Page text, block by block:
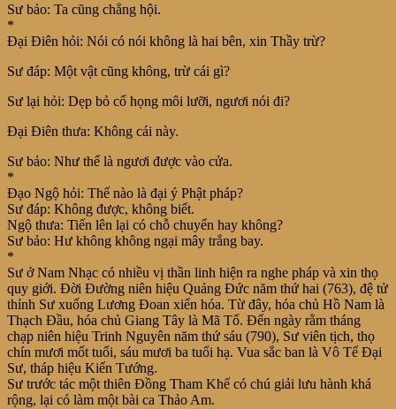
Sư bảo: Ta cũng chẳng hội.
*
Đại Điên hỏi: Nói có nói không là hai bên, xin Thầy trừ?
Sư đáp: Một vật cũng không, trừ cái gì?
Sư lại hỏi: Dẹp bỏ cổ họng môi lưỡi, ngươi nói đi?
Đại Điên thưa: Không cái này.
Sư bảo: Như thế là ngươi được vào cửa.
*
Đạo Ngộ hỏi: Thế nào là đại ý Phật pháp?
Sư đáp: Không được, không biết.
Ngộ thưa: Tiến lên lại có chỗ chuyển hay không?
Sư bảo: Hư không không ngại mây trắng bay.
*
Sư ở Nam Nhạc có nhiều vị thần linh hiện ra nghe pháp và xin thọ
quy giới. Đời Đường niên hiệu Quảng Đức năm thứ hai (763), đệ tử
thỉnh Sư xuống Lương Đoan xiển hóa. Từ đây, hóa chủ Hồ Nam là
Thạch Đầu, hóa chủ Giang Tây là Mã Tổ. Đến ngày rằm tháng
chạp niên hiệu Trinh Nguyên năm thứ sáu (790), Sư viên tịch, thọ
chín mươi mốt tuổi, sáu mươi ba tuổi hạ. Vua sắc ban là Vô Tế Đại
Sư, tháp hiệu Kiến Tướng.
Sư trước tác một thiên Đồng Tham Khế có chú giải lưu hành khá
rộng, lại có làm một bài ca Thảo Am.